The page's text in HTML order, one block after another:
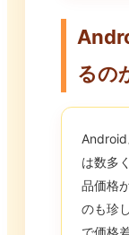
るの
は数多
品価格
のも珍
で価格